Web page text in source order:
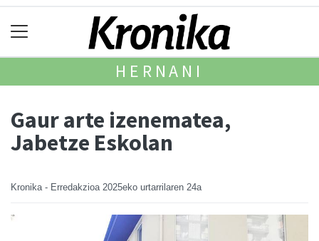
HERNANI
Gaur arte izenematea,
Jabetze Eskolan
Kronika - Erredakzioa 2025eko urtarrilaren 24a